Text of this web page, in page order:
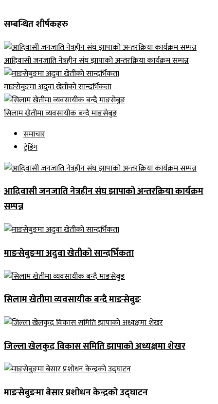
सम्बन्धित शीर्षकहरु
आदिवासी जनजाति नेत्रहीन संघ झापाको अन्तरक्रिया कार्यक्रम सम्पन्न
माङसेबुङमा अदुवा खेतीको सान्दर्भिकता
सिलाम खेतीमा व्यवसायीक बन्दै माङसेबुङ
समाचार
ट्रेडिंग
आदिवासी जनजाति नेत्रहीन संघ झापाको अन्तरक्रिया कार्यक्रम
सम्पन्न
माङसेबुङमा अदुवा खेतीको सान्दर्भिकता
सिलाम खेतीमा व्यवसायीक बन्दै माङसेबुङ
जिल्ला खेलकुद विकास समिति झापाको अध्यक्षमा शेखर
माङसेबुङमा बेसार प्रशोधन केन्द्रको उद्घाटन